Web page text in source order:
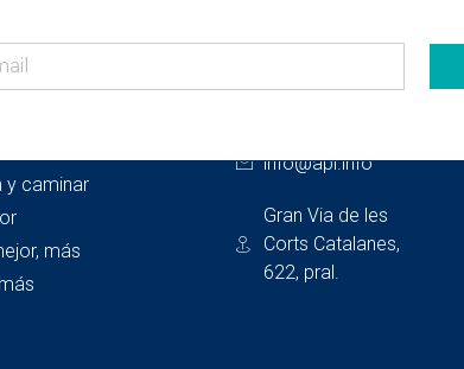
DEL
y caminar
más
CONTACTO
info@api.info
Gran Via de les
Corts Catalanes,
622, pral.